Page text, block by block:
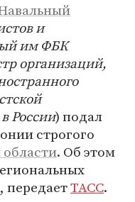
и
им ФБК
организаций,
России) подал
строгого
. Об этом
передаетТАСС.